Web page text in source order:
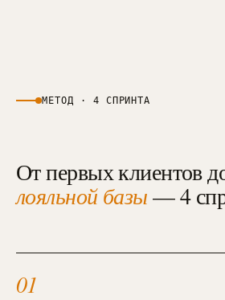
МЕТОД · 4 СПРИНТА
От первых клиентов
лояльной базы— 4
01